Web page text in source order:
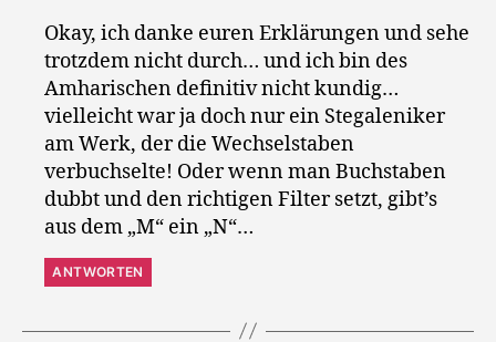
Okay, ich danke euren Erklärungen und sehe
trotzdem nicht durch… und ich bin des
Amharischen definitiv nicht kundig…
vielleicht war ja doch nur ein Stegaleniker
am Werk, der die Wechselstaben
verbuchselte! Oder wenn man Buchstaben
dubbt und den richtigen Filter setzt, gibt’s
aus dem „M“ ein „N“…
ANTWORTEN